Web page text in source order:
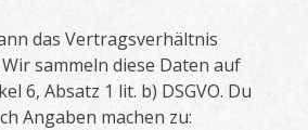
das Vertragsverhältnis
sammeln diese Daten auf
6, Absatz 1 lit. b) DSGVO. Du
Angaben machen zu: